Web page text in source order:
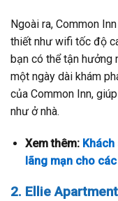
Ngoài ra, Common
thiết như wifi tốc độ
bạn có thể tận hưởng
một ngày dài khám
của Common Inn,
như ở nhà.
Xem thêm: Khách
lãng mạn cho
2. Ellie